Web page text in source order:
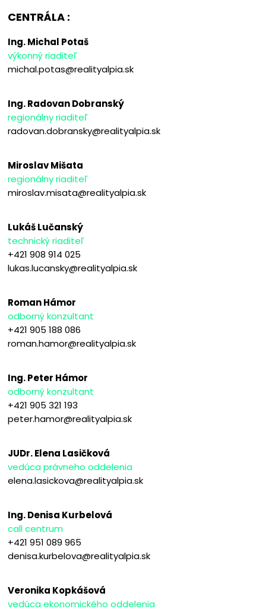
CENTRÁLA :
Ing. Michal Potaš
výkonný riaditeľ
michal.potas@realityalpia.sk
Ing. Radovan Dobranský
regionálny riaditeľ
radovan.dobransky@realityalpia.sk
Miroslav Mišata
regionálny riaditeľ
miroslav.misata@realityalpia.sk
Lukáš Lučanský
technický riaditeľ
+421 908 914 025
lukas.lucansky@realityalpia.sk
Roman Hámor
odborný konzultant
+421 905 188 086
roman.hamor@realityalpia.sk
Ing. Peter Hámor
odborný konzultant
+421 905 321 193
peter.hamor@realityalpia.sk
JUDr. Elena Lasičková
vedúca právneho oddelenia
elena.lasickova@realityalpia.sk
Ing. Denisa Kurbelová
call centrum
+421 951 089 965
denisa.kurbelova@realityalpia.sk
Veronika Kopkášová
vedúca ekonomického oddelenia